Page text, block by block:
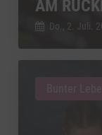
AM
Do., 2. Juli.